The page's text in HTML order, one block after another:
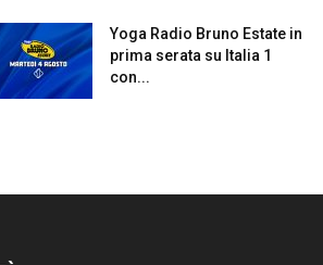
Yoga Radio Bruno Estate in
prima serata su Italia 1
con...